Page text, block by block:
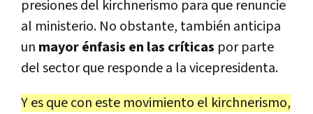
presiones del kirchnerismo para que renuncie
al ministerio. No obstante, también anticipa
un mayor énfasis en las críticas por parte
del sector que responde a la vicepresidenta.
Y es que con este movimiento el kirchnerismo,